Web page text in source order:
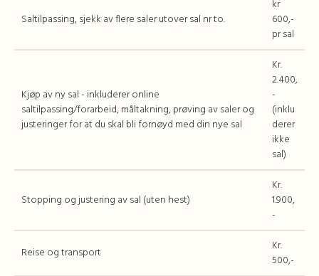
Saltilpassing, sjekk av flere saler utover sal nr to.
kr
600,-
pr sal
Kjøp av ny sal - inkluderer online
saltilpassing/forarbeid, måltakning, prøving av saler og
justeringer for at du skal bli fornøyd med din nye sal
Kr.
2.400,
-
(inklu
derer
ikke
sal)
Stopping og justering av sal (uten hest)
Kr.
1.900,
-
Reise og transport
Kr.
500,-